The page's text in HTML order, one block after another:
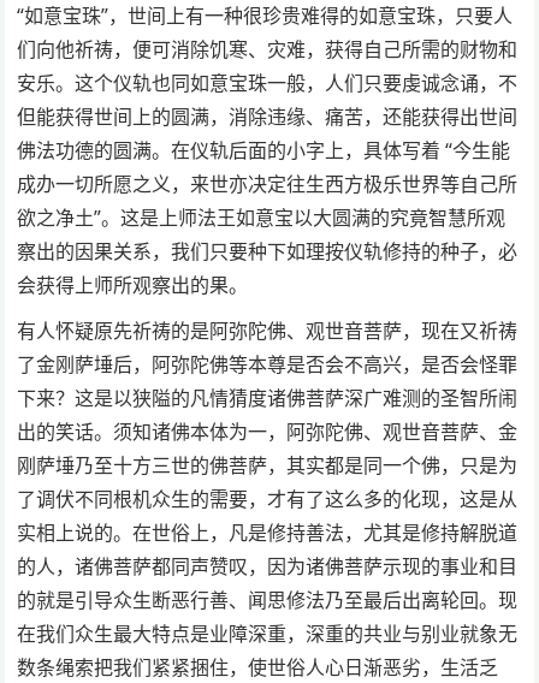
“如意宝珠”，世间上有一种很珍贵难得的如意宝珠，只要人
们向他祈祷，便可消除饥寒、灾难，获得自己所需的财物和
安乐。这个仪轨也同如意宝珠一般，人们只要虔诚念诵，不
但能获得世间上的圆满，消除违缘、痛苦，还能获得出世间
佛法功德的圆满。在仪轨后面的小字上，具体写着 “今生能
成办一切所愿之义，来世亦决定往生西方极乐世界等自己所
欲之净土”。这是上师法王如意宝以大圆满的究竟智慧所观
察出的因果关系，我们只要种下如理按仪轨修持的种子，必
会获得上师所观察出的果。
有人怀疑原先祈祷的是阿弥陀佛、观世音菩萨，现在又祈祷
了金刚萨埵后，阿弥陀佛等本尊是否会不高兴，是否会怪罪
下来？这是以狭隘的凡情猜度诸佛菩萨深广难测的圣智所闹
出的笑话。须知诸佛本体为一，阿弥陀佛、观世音菩萨、金
刚萨埵乃至十方三世的佛菩萨，其实都是同一个佛，只是为
了调伏不同根机众生的需要，才有了这么多的化现，这是从
实相上说的。在世俗上，凡是修持善法，尤其是修持解脱道
的人，诸佛菩萨都同声赞叹，因为诸佛菩萨示现的事业和目
的就是引导众生断恶行善、闻思修法乃至最后出离轮回。现
在我们众生最大特点是业障深重，深重的共业与别业就象无
数条绳索把我们紧紧捆住，使世俗人心日渐恶劣，生活乏